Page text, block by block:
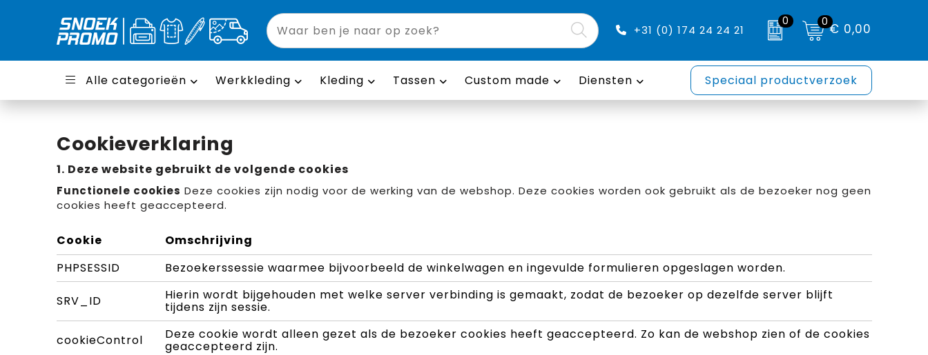
+31 (0) 174 24 24 21
0 0€ 0,00
Alle categorieën Werkkleding Kleding Tassen Custom made Diensten Speciaal productverzoek
Cookieverklaring
1. Deze website gebruikt de volgende cookies
Functionele cookies Deze cookies zijn nodig voor de werking van de webshop. Deze cookies worden ook gebruikt als de bezoeker nog geen
cookies heeft geaccepteerd.
Cookie
Omschrijving
PHPSESSID
Bezoekerssessie waarmee bijvoorbeeld de winkelwagen en ingevulde formulieren opgeslagen worden.
SRV_ID Hierin wordt bijgehouden met welke server verbinding is gemaakt, zodat de bezoeker op dezelfde server blijft
tijdens zijn sessie.
cookieControl Deze cookie wordt alleen gezet als de bezoeker cookies heeft geaccepteerd. Zo kan de webshop zien of de cookies
geaccepteerd zijn.